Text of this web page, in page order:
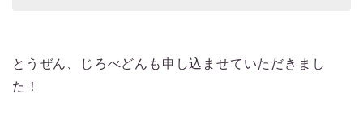
とうぜん、じろべどんも申し込ませていただきまし
た！